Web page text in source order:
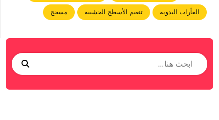
الفأرات اليدوية تنعيم الأسطح الخشبية مسحج